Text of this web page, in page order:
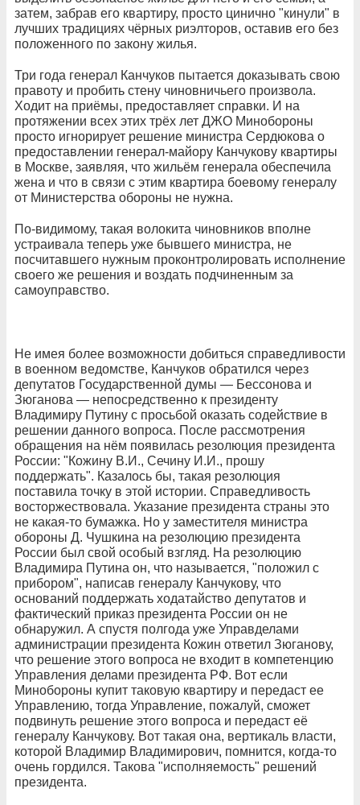
затем, забрав его квартиру, просто цинично "кинули" в
лучших традициях чёрных риэлторов, оставив его без
положенного по закону жилья.
Три года генерал Канчуков пытается доказывать свою
правоту и пробить стену чиновничьего произвола.
Ходит на приёмы, предоставляет справки. И на
протяжении всех этих трёх лет ДЖО Минобороны
просто игнорирует решение министра Сердюкова о
предоставлении генерал-майору Канчукову квартиры
в Москве, заявляя, что жильём генерала обеспечила
жена и что в связи с этим квартира боевому генералу
от Министерства обороны не нужна.
По-видимому, такая волокита чиновников вполне
устраивала теперь уже бывшего министра, не
посчитавшего нужным проконтролировать исполнение
своего же решения и воздать подчиненным за
самоуправство.
Не имея более возможности добиться справедливости
в военном ведомстве, Канчуков обратился через
депутатов Государственной думы — Бессонова и
Зюганова — непосредственно к президенту
Владимиру Путину с просьбой оказать содействие в
решении данного вопроса. После рассмотрения
обращения на нём появилась резолюция президента
России: "Кожину В.И., Сечину И.И., прошу
поддержать". Казалось бы, такая резолюция
поставила точку в этой истории. Справедливость
восторжествовала. Указание президента страны это
не какая-то бумажка. Но у заместителя министра
обороны Д. Чушкина на резолюцию президента
России был свой особый взгляд. На резолюцию
Владимира Путина он, что называется, "положил с
прибором", написав генералу Канчукову, что
оснований поддержать ходатайство депутатов и
фактический приказ президента России он не
обнаружил. А спустя полгода уже Управделами
администрации президента Кожин ответил Зюганову,
что решение этого вопроса не входит в компетенцию
Управления делами президента РФ. Вот если
Минобороны купит таковую квартиру и передаст ее
Управлению, тогда Управление, пожалуй, сможет
подвинуть решение этого вопроса и передаст её
генералу Канчукову. Вот такая она, вертикаль власти,
которой Владимир Владимирович, помнится, когда-то
очень гордился. Такова "исполняемость" решений
президента.